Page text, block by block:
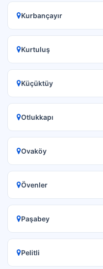
Kurbançayır
Kurtuluş
Küçüktüy
Otlukkapı
Ovaköy
Övenler
Paşabey
Pelitli